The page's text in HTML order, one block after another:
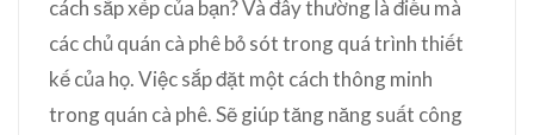
cách sắp xếp của bạn? Và đây thường là điều mà
các chủ quán cà phê bỏ sót trong quá trình thiết
kế của họ. Việc sắp đặt một cách thông minh
trong quán cà phê. Sẽ giúp tăng năng suất công